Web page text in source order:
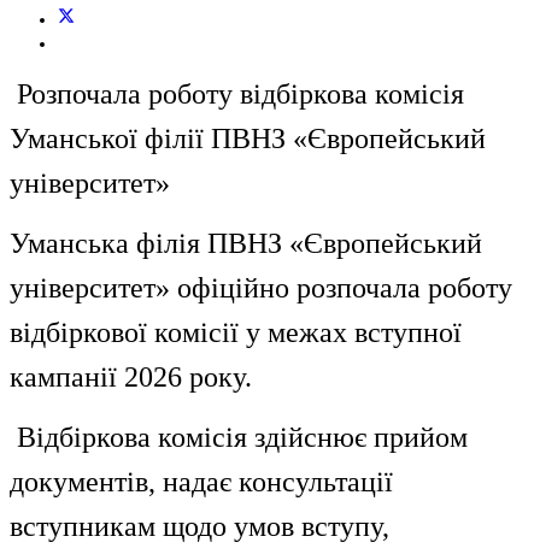
Розпочала роботу відбіркова комісія
Уманської філії ПВНЗ «Європейський
університет»
Уманська філія ПВНЗ «Європейський
університет» офіційно розпочала роботу
відбіркової комісії у межах вступної
кампанії 2026 року.
Відбіркова комісія здійснює прийом
документів, надає консультації
вступникам щодо умов вступу,